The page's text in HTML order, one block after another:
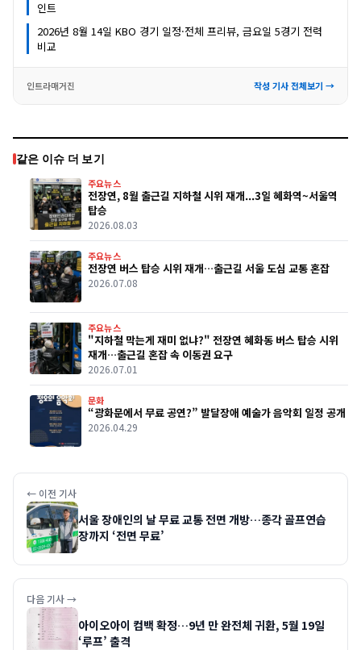
인트
2026년 8월 14일 KBO 경기 일정·전체 프리뷰, 금요일 5경기 전력
비교
인트라매거진 작성 기사 전체보기 →
같은 이슈 더 보기
주요뉴스
전장연, 8월 출근길 지하철 시위 재개...3일 혜화역~서울역
탑승
2026.08.03
주요뉴스
전장연 버스 탑승 시위 재개…출근길 서울 도심 교통 혼잡
2026.07.08
주요뉴스
"지하철 막는게 재미 없냐?" 전장연 혜화동 버스 탑승 시위
재개…출근길 혼잡 속 이동권 요구
2026.07.01
문화
“광화문에서 무료 공연?” 발달장애 예술가 음악회 일정 공개
2026.04.29
← 이전 기사
서울 장애인의 날 무료 교통 전면 개방…종각 골프연습
장까지 ‘전면 무료’
다음 기사 →
아이오아이 컴백 확정…9년 만 완전체 귀환, 5월 19일
‘루프’ 출격